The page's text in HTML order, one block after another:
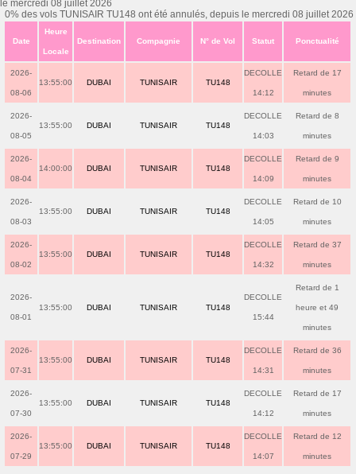
le mercredi 08 juillet 2026
0% des vols TUNISAIR TU148 ont été annulés, depuis le mercredi 08 juillet 2026
Date
Heure
Locale
Destination Compagnie N° de Vol Statut Ponctualité
2026-
08-06
13:55:00 DUBAI TUNISAIR TU148
DECOLLE
14:12
Retard de 17
minutes
2026-
08-05
13:55:00 DUBAI TUNISAIR TU148
DECOLLE
14:03
Retard de 8
minutes
2026-
08-04
14:00:00 DUBAI TUNISAIR TU148
DECOLLE
14:09
Retard de 9
minutes
2026-
08-03
13:55:00 DUBAI TUNISAIR TU148
DECOLLE
14:05
Retard de 10
minutes
2026-
08-02
13:55:00 DUBAI TUNISAIR TU148
DECOLLE
14:32
Retard de 37
minutes
2026-
08-01
13:55:00 DUBAI TUNISAIR TU148
DECOLLE
15:44
Retard de 1
heure et 49
minutes
2026-
07-31
13:55:00 DUBAI TUNISAIR TU148
DECOLLE
14:31
Retard de 36
minutes
2026-
07-30
13:55:00 DUBAI TUNISAIR TU148
DECOLLE
14:12
Retard de 17
minutes
2026-
07-29
13:55:00 DUBAI TUNISAIR TU148
DECOLLE
14:07
Retard de 12
minutes